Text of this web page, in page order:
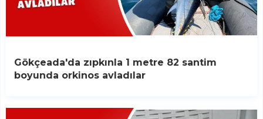
Gökçeada'da zıpkınla 1 metre 82 santim
boyunda orkinos avladılar